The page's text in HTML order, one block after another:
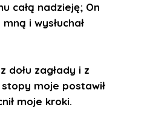
całą nadzieję; On
i wysłuchał
dołu zagłady i z
stopy moje postawił
moje kroki.